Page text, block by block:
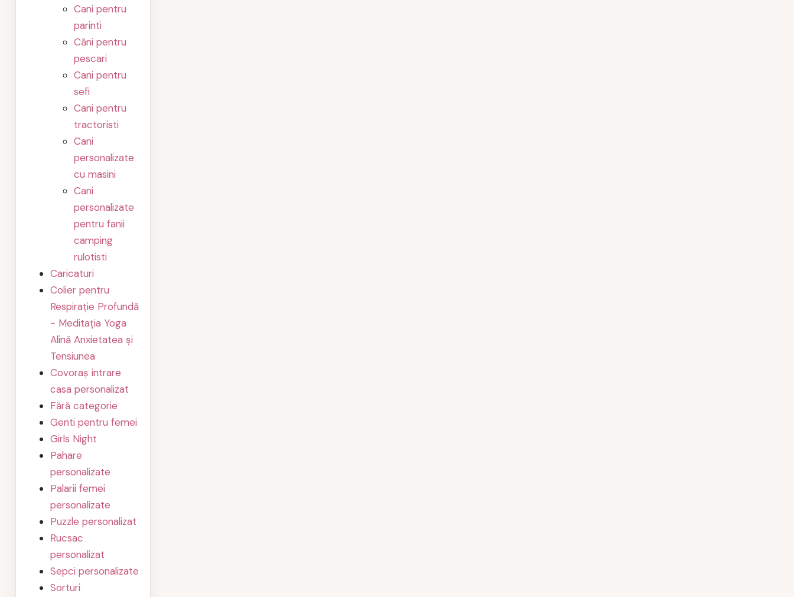
Cani pentru
parinti
Căni pentru
pescari
Cani pentru
sefi
Cani pentru
tractoristi
Cani
personalizate
cu masini
Cani
personalizate
pentru fanii
camping
rulotisti
Caricaturi
Colier pentru
Respirație Profundă
- Meditația Yoga
Alină Anxietatea și
Tensiunea
Covoraș intrare
casa personalizat
Fără categorie
Genti pentru femei
Girls Night
Pahare
personalizate
Palarii femei
personalizate
Puzzle personalizat
Rucsac
personalizat
Sepci personalizate
Sorturi